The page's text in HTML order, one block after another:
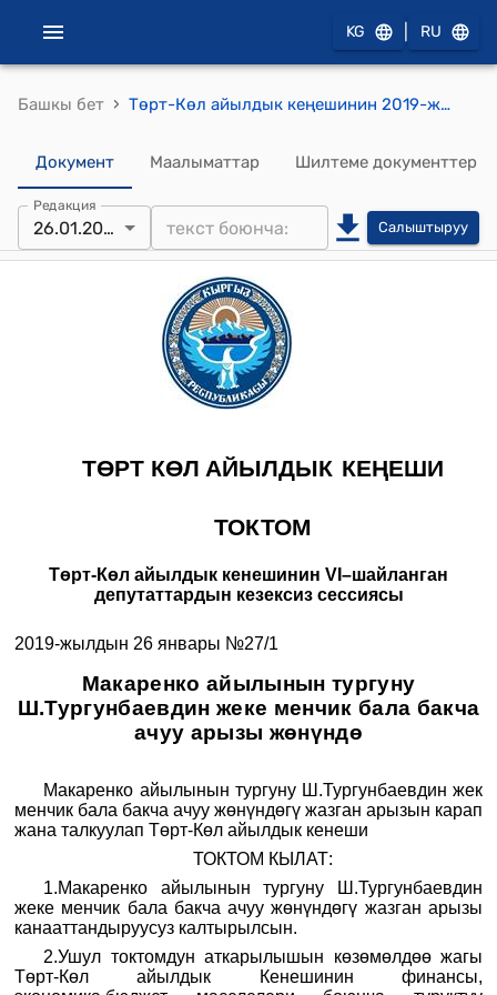
KG RU
Башкы бет › Төрт-Көл айылдык кеңешинин 2019-жылдын 26 январындагы №27/1 "Макаренко айылынын тургуну Ш.Тургунбаевдин жеке менчик бала бакча ачуу арызы жөнүндө"токтому
Документ Маалыматтар Шилтеме документтер
Редакция
26.01.2019 Салыштыруу